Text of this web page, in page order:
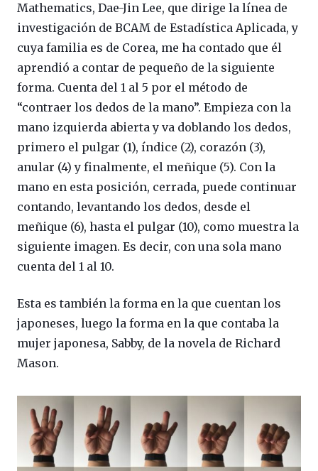
Mathematics, Dae-Jin Lee, que dirige la línea de
investigación de BCAM de Estadística Aplicada, y
cuya familia es de Corea, me ha contado que él
aprendió a contar de pequeño de la siguiente
forma. Cuenta del 1 al 5 por el método de
“contraer los dedos de la mano”. Empieza con la
mano izquierda abierta y va doblando los dedos,
primero el pulgar (1), índice (2), corazón (3),
anular (4) y finalmente, el meñique (5). Con la
mano en esta posición, cerrada, puede continuar
contando, levantando los dedos, desde el
meñique (6), hasta el pulgar (10), como muestra la
siguiente imagen. Es decir, con una sola mano
cuenta del 1 al 10.
Esta es también la forma en la que cuentan los
japoneses, luego la forma en la que contaba la
mujer japonesa, Sabby, de la novela de Richard
Mason.